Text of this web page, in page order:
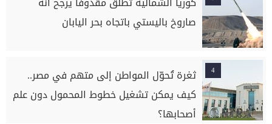
صاروخ باليستي باتجاه بحر اليابان
4
ثغرة تُحوّل المواطن إلى متهم في مصر..
كيف يمكن تشغيل خطوط المحمول دون علم
أصحابها؟